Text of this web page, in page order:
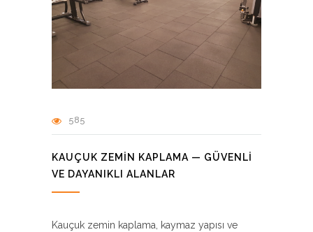
585
KAUÇUK ZEMIN KAPLAMA — GÜVENLI
VE DAYANIKLI ALANLAR
Kauçuk zemin kaplama, kaymaz yapısı ve